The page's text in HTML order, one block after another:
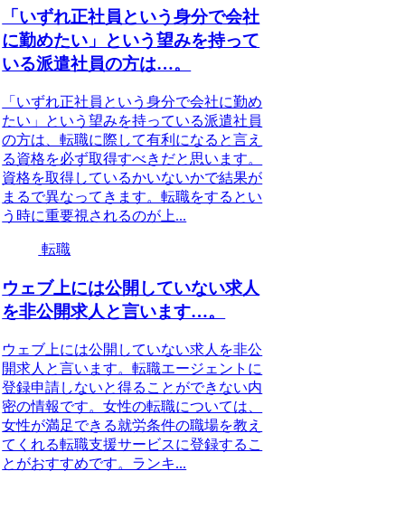
「いずれ正社員という身分で会社
に勤めたい」という望みを持って
いる派遣社員の方は…。
「いずれ正社員という身分で会社に勤め
たい」という望みを持っている派遣社員
の方は、転職に際して有利になると言え
る資格を必ず取得すべきだと思います。
資格を取得しているかいないかで結果が
まるで異なってきます。転職をするとい
う時に重要視されるのが上...
転職
ウェブ上には公開していない求人
を非公開求人と言います…。
ウェブ上には公開していない求人を非公
開求人と言います。転職エージェントに
登録申請しないと得ることができない内
密の情報です。女性の転職については、
女性が満足できる就労条件の職場を教え
てくれる転職支援サービスに登録するこ
とがおすすめです。ランキ...